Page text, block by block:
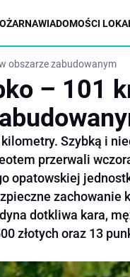
WIADOMOŚCI
obszarze zabudowanym
– 101
kilometry. Szybką i
przerwali
opatowskiej
zachowanie
dotkliwa kara,
złotych oraz 13